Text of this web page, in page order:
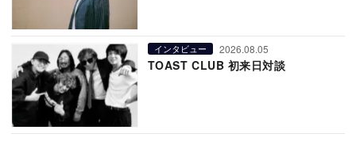
インタビュー 2026.08.05
TOAST CLUB 初来日対談